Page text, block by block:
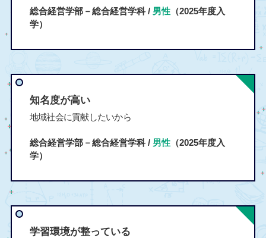
総合経営学部－総合経営学科 / 男性（2025年度入
学）
知名度が高い
地域社会に貢献したいから
総合経営学部－総合経営学科 / 男性（2025年度入
学）
学習環境が整っている